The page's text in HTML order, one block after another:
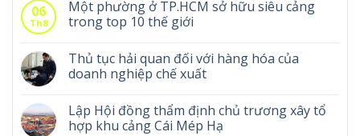
06
Th8
Một phường ở TP.HCM sở hữu siêu cảng
trong top 10 thế giới
Thủ tục hải quan đối với hàng hóa của
doanh nghiệp chế xuất
Lập Hội đồng thẩm định chủ trương xây tổ
hợp khu cảng Cái Mép Hạ